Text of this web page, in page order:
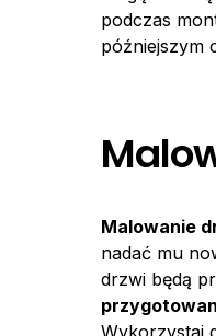
podczas
późniejszym
Malowanie
nadać mu
drzwi będą
Wykorzystaj